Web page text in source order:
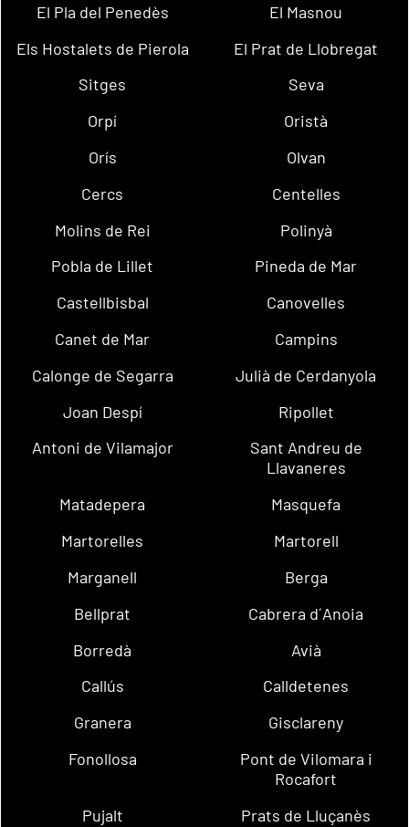
El Pla del Penedès
El Masnou
Els Hostalets de Pierola
El Prat de Llobregat
Sitges
Seva
Orpí
Oristà
Orís
Olvan
Cercs
Centelles
Molins de Rei
Polinyà
Pobla de Lillet
Pineda de Mar
Castellbisbal
Canovelles
Canet de Mar
Campins
Calonge de Segarra
Julià de Cerdanyola
Joan Despí
Ripollet
Antoni de Vilamajor
Sant Andreu de
Llavaneres
Matadepera
Masquefa
Martorelles
Martorell
Marganell
Berga
Bellprat
Cabrera d´Anoia
Borredà
Avià
Callús
Calldetenes
Granera
Gisclareny
Fonollosa
Pont de Vilomara i
Rocafort
Pujalt
Prats de Lluçanès